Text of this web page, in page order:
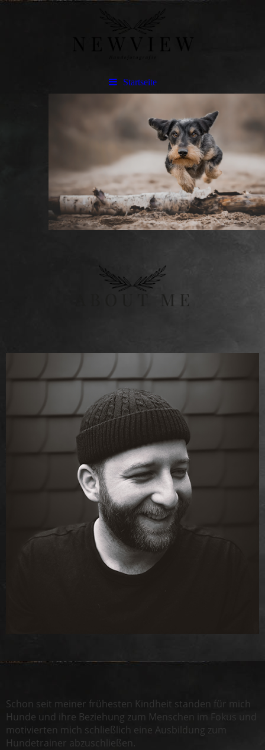
Startseite
Schon seit meiner frühesten Kindheit standen für mich
Hunde und ihre Beziehung zum Menschen im Fokus und
motivierten mich schließlich eine Ausbildung zum
Hundetrainer abzuschließen.